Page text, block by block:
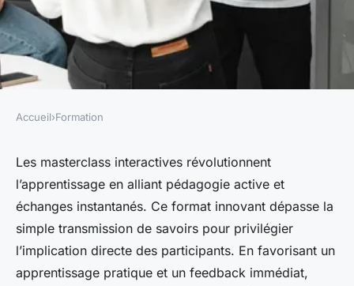
Découvrez les avantages des
masterclass interactives !
Lyana•17 février 2026 •6 min de lecture
Accueil›Formation
Les masterclass interactives révolutionnent
l’apprentissage en alliant pédagogie active et
échanges instantanés. Ce format innovant dépasse la
simple transmission de savoirs pour privilégier
l’implication directe des participants. En favorisant un
apprentissage pratique et un feedback immédiat,